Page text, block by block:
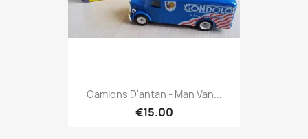
Camions D'antan - Man Van...
€15.00